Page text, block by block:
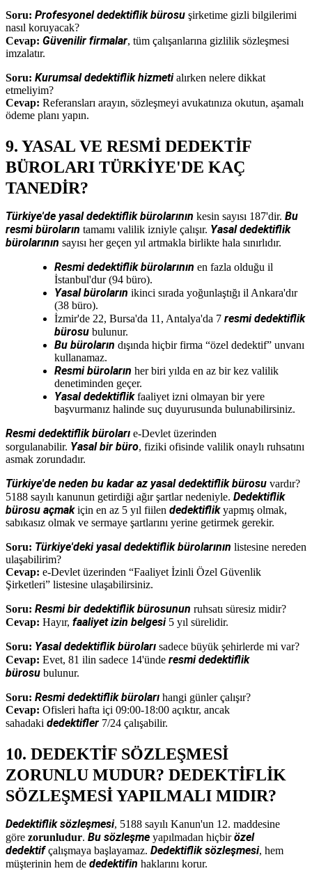
Soru: Profesyonel dedektiflik bürosu şirketime gizli bilgilerimi
nasıl koruyacak?
Cevap: Güvenilir firmalar, tüm çalışanlarına gizlilik sözleşmesi
imzalatır.
Soru: Kurumsal dedektiflik hizmetialırken nelere dikkat
etmeliyim?
Cevap: Referansları arayın, sözleşmeyi avukatınıza okutun, aşamalı
ödeme planı yapın.
9. YASAL VE RESMİ DEDEKTİF
BÜROLARI TÜRKİYE'DE KAÇ
TANEDİR?
Türkiye'de yasal dedektiflik bürolarının kesin sayısı 187'dir. Bu
resmi büroların tamamı valilik izniyle çalışır. Yasal dedektiflik
bürolarının sayısı her geçen yıl artmakla birlikte hala sınırlıdır.
Resmi dedektiflik bürolarının en fazla olduğu il
İstanbul'dur (94 büro).
Yasal büroların ikinci sırada yoğunlaştığı il Ankara'dır
(38 büro).
İzmir'de 22, Bursa'da 11, Antalya'da 7 resmi dedektiflik
bürosu bulunur.
Bu büroların dışında hiçbir firma “özel dedektif” unvanı
kullanamaz.
Resmi büroların her biri yılda en az bir kez valilik
denetiminden geçer.
Yasal dedektiflikfaaliyet izni olmayan bir yere
başvurmanız halinde suç duyurusunda bulunabilirsiniz.
Resmi dedektiflik büroları e-Devlet üzerinden
sorgulanabilir. Yasal bir büro, fiziki ofisinde valilik onaylı ruhsatını
asmak zorundadır.
Türkiye'de neden bu kadar az yasal dedektiflik bürosu vardır?
5188 sayılı kanunun getirdiği ağır şartlar nedeniyle. Dedektiflik
bürosu açmakiçin en az 5 yıl fiilen dedektiflikyapmış olmak,
sabıkasız olmak ve sermaye şartlarını yerine getirmek gerekir.
Soru: Türkiye'deki yasal dedektiflik bürolarının listesine nereden
ulaşabilirim?
Cevap: e-Devlet üzerinden “Faaliyet İzinli Özel Güvenlik
Şirketleri” listesine ulaşabilirsiniz.
Soru: Resmi bir dedektiflik bürosunun ruhsatı süresiz midir?
Cevap: Hayır, faaliyet izin belgesi5 yıl sürelidir.
Soru: Yasal dedektiflik büroları sadece büyük şehirlerde mi var?
Cevap: Evet, 81 ilin sadece 14'ünde resmi dedektiflik
bürosu bulunur.
Soru: Resmi dedektiflik büroları hangi günler çalışır?
Cevap: Ofisleri hafta içi 09:00-18:00 açıktır, ancak
sahadaki dedektifler 7/24 çalışabilir.
10. DEDEKTİF SÖZLEŞMESİ
ZORUNLU MUDUR? DEDEKTİFLİK
SÖZLEŞMESİ YAPILMALI MIDIR?
Dedektiflik sözleşmesi, 5188 sayılı Kanun'un 12. maddesine
göre zorunludur. Bu sözleşme yapılmadan hiçbirözel
dedektifçalışmaya başlayamaz. Dedektiflik sözleşmesi, hem
müşterinin hem de dedektifin haklarını korur.